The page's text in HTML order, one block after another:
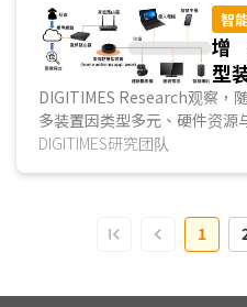
智
增
型
临
DIGITIMES Research观察，
多装置因类型多元、硬件资源
脑上的标准防毒軟件，其信
DIGITIMES研究团队
1